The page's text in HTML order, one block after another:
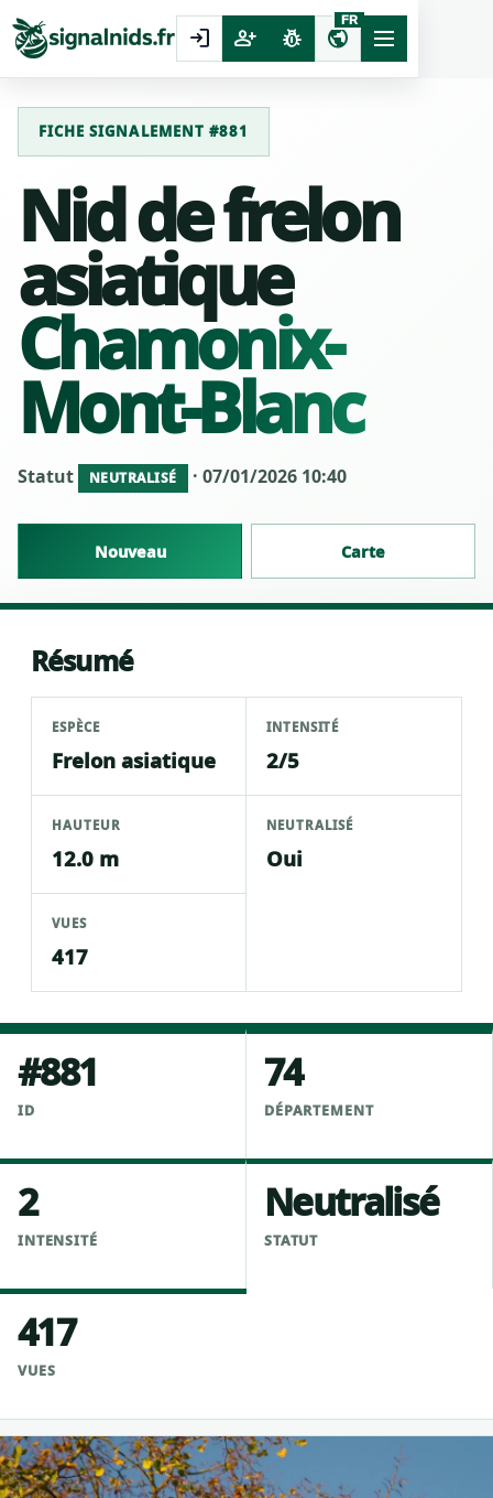
login person_add pest_control public
FR
FICHE SIGNALEMENT #881
Nid de frelon
asiatique
Chamonix-
Mont-Blanc
Statut NEUTRALISÉ · 07/01/2026 10:40
Nouveau Carte
Résumé
ESPÈCE
Frelon asiatique
INTENSITÉ
2/5
HAUTEUR
12.0 m
NEUTRALISÉ
Oui
VUES
417
#881
ID
74
DÉPARTEMENT
2
INTENSITÉ
Neutralisé
STATUT
417
VUES